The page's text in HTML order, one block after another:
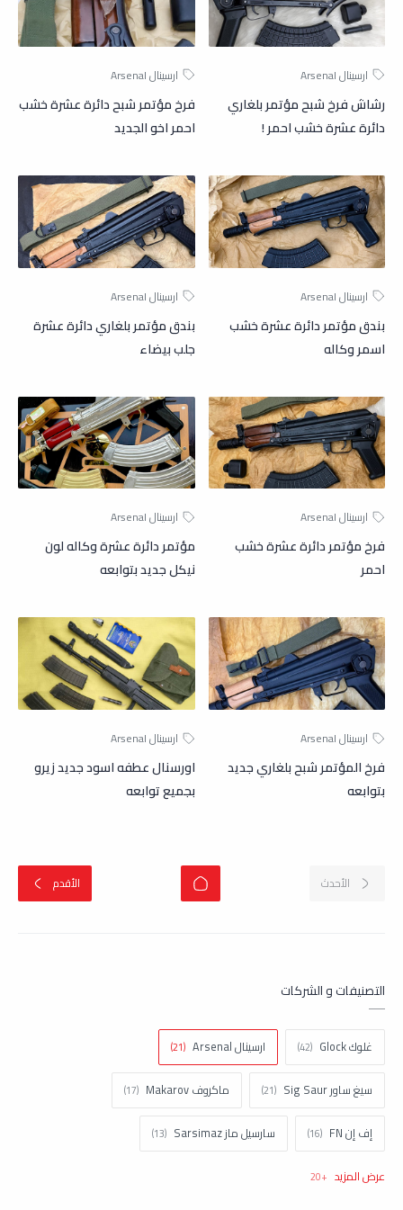
رشاش فرخ شبح مؤتمر بلغاري
دائرة عشرة خشب احمر !
فرخ مؤتمر شبح دائرة عشرة خشب
احمر اخو الجديد
بندق مؤتمر دائرة عشرة خشب
اسمر وكاله
بندق مؤتمر بلغاري دائرة عشرة
جلب بيضاء
فرخ مؤتمر دائرة عشرة خشب
احمر
مؤتمر دائرة عشرة وكاله لون
نيكل جديد بتوابعه
فرخ المؤتمر شبح بلغاري جديد
بتوابعه
اورسنال عطفه اسود جديد زيرو
بجميع توابعه
التصنيفات و الشركات
غلوك Glock ارسينال Arsenal
سيغ ساور Sig Saur ماكروف Makarov
إف إن FN سارسيل ماز Sarsimaz
كولت Colt